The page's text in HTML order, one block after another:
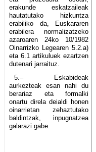
erakunde eskatzaileak
hautatutako hizkuntza
erabiliko da, Euskararen
erabilera normalizatzeko
azaroaren 24ko 10/1982
Oinarrizko Legearen 5.2.a)
eta 6.1 artikuluek ezartzen
dutenari jarraituz.
5.– Eskabideak
aurkezteak esan nahi du
berariaz eta formalki
onartu direla deialdi honen
oinarrietan zehaztutako
baldintzak, inpugnatzea
galarazi gabe.